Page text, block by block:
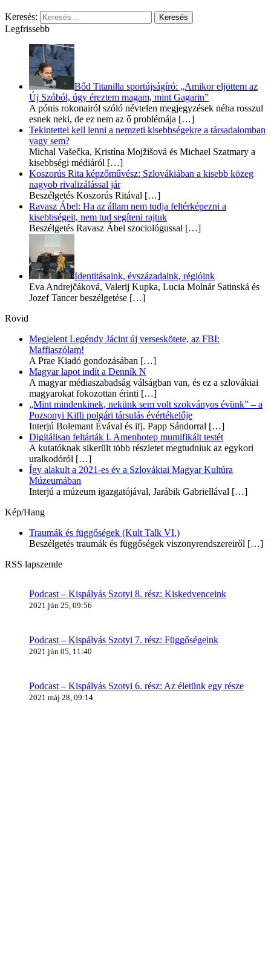
Keresés:
Legfrissebb
Bőd Titanilla sportújságíró: „Amikor eljöttem az
Új Szóból, úgy éreztem magam, mint Gagarin”
A pónis rokonairól szóló névtelen megjegyzések néha rosszul
esnek neki, de ez nem az ő problémája […]
Tekintettel kell lenni a nemzeti kisebbségekre a társadalomban
vagy sem?
Michal Vašečka, Kristína Mojžišová és Michael Szatmary a
kisebbségi médiáról […]
Koszorús Rita képzőművész: Szlovákiában a kisebb közeg
nagyob rivalizálással jár
Beszélgetés Koszorús Ritával […]
Ravasz Ábel: Ha az állam nem tudja feltérképezni a
kisebbségeit, nem tud segíteni rajtuk
Beszélgetés Ravasz Ábel szociológussal […]
Identitásaink, évszázadaink, régióink
Eva Andrejčáková, Valerij Kupka, Lucia Molnár Satinská és
Jozef Tancer beszélgetése […]
Rövid
Megjelent Legéndy Jácint új verseskötete, az FBI:
Maffiaszólam!
A Prae Kiadó gondozásában […]
Magyar lapot indít a Denník N
A magyar médiaszabadság válságban van, és ez a szlovákiai
magyarokat fokozottan érinti […]
„Mint mindenkinek, nekünk sem volt szokványos évünk” – a
Pozsonyi Kifli polgári társulás évértékelője
Interjú Bolemant Évával és ifj. Papp Sándorral […]
Digitálisan feltárták I. Amenhotep mumifikált testét
A kutatóknak sikerült több részletet megtudniuk az egykori
uralkodóról […]
Így alakult a 2021-es év a Szlovákiai Magyar Kultúra
Múzeumában
Interjú a múzeum igazgatójával, Jarábik Gabriellával […]
Kép/Hang
Traumák és függőségek (Kult Talk VI.)
Beszélgetés traumák és függőségek viszonyrendszereiről […]
RSS lapszemle
Podcast – Kispályás Szotyi 8. rész: Kiskedvenceink
2021 jún 25, 09:56
Podcast – Kispályás Szotyi 7. rész: Függőségeink
2021 jún 05, 11:40
Podcast – Kispályás Szotyi 6. rész: Az életünk egy része
2021 máj 28, 09:14